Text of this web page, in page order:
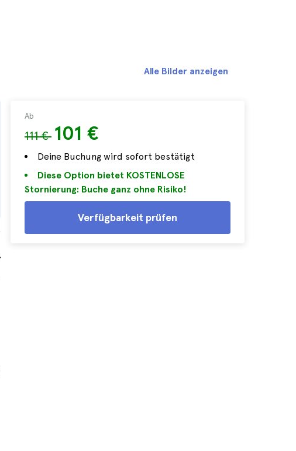
Ab
111 € 101 €
Deine Buchung wird sofort bestätigt
Diese Option bietet KOSTENLOSE
Stornierung: Buche ganz ohne Risiko!
Verfügbarkeit prüfen
Alle Bilder anzeigen